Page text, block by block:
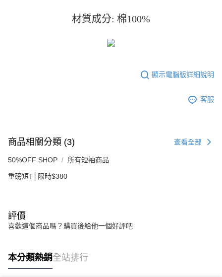
易，需依本服務之必要範圍內提供個人資料，並將交易相關給付款項請求債
２．關於個人資料處理事宜，請瀏覽以下網址：
每筆NT$70，滿NT$499(含以上)免運費
材質成分: 棉100%
顯示電腦版詳細說明
客服
商品相關分類 (3) 查看全部
50%OFF SHOP 所有短袖商品
重磅短T│限時$380
評價
喜歡這個商品嗎？購買後給他一個好評吧
本分類熱銷全站排行